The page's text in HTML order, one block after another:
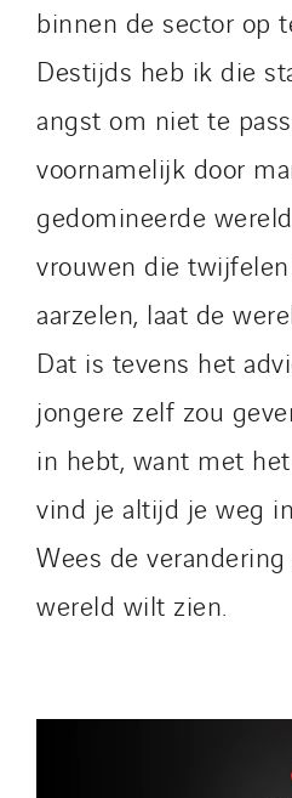
binnen de sector op
Destijds heb ik die
angst om niet te
voornamelijk door
gedomineerde
vrouwen die
aarzelen, laat de
Dat is tevens het
jongere zelf zou
in hebt, want met
vind je altijd je weg
Wees de
wereld wilt zien.